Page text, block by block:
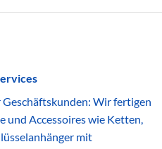
Wir fertigen
und Accessoires wie Ketten,
mit